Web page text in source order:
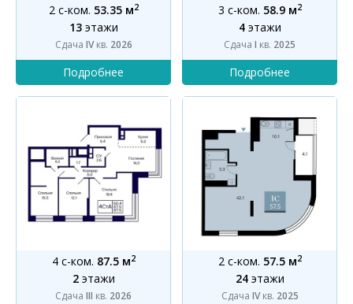
2 с-ком. 53.35 м2
13этажи
Сдача IVкв. 2026
3 с-ком. 58.9 м2
4этажи
Сдача I кв. 2025
4 с-ком. 87.5 м2
2этажи
Сдача III кв. 2026
2 с-ком. 57.5 м2
24этажи
Сдача IVкв. 2025